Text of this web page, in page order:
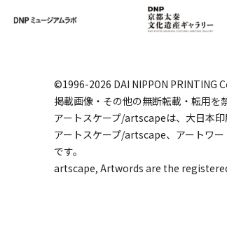
©1996-2026 DAI NIPPON PRINTING
掲載画像・その他の無断転載・転用を
アートスケープ/artscapeは、大日本印
アートスケープ/artscape、アートワ
です。
artscape, Artwords are the